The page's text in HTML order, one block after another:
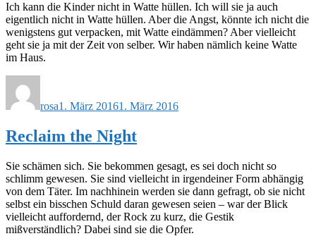
Ich kann die Kinder nicht in Watte hüllen. Ich will sie ja auch
eigentlich nicht in Watte hüllen. Aber die Angst, könnte ich nicht die
wenigstens gut verpacken, mit Watte eindämmen? Aber vielleicht
geht sie ja mit der Zeit von selber. Wir haben nämlich keine Watte
im Haus.
rosa1. März 20161. März 2016
Reclaim the Night
Sie schämen sich. Sie bekommen gesagt, es sei doch nicht so
schlimm gewesen. Sie sind vielleicht in irgendeiner Form abhängig
von dem Täter. Im nachhinein werden sie dann gefragt, ob sie nicht
selbst ein bisschen Schuld daran gewesen seien – war der Blick
vielleicht auffordernd, der Rock zu kurz, die Gestik
mißverständlich? Dabei sind sie die Opfer.